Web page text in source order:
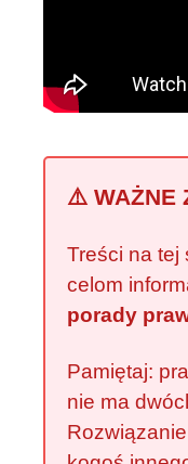
⚠️ WAŻNE
Treści na tej
celom
porady
Pamiętaj:
nie ma